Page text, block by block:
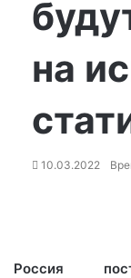
на
10.03.2022
Россия